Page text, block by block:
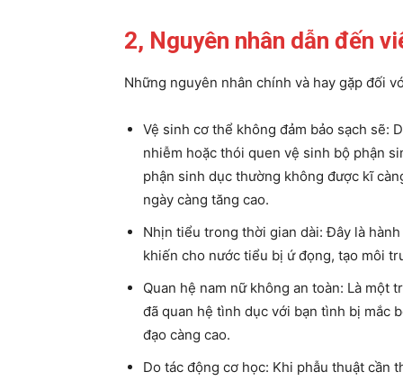
2, Nguyên nhân dẫn đến
Những nguyên nhân chính và hay gặp đối
Vệ sinh cơ thể không đảm bảo sạch sẽ:
nhiễm hoặc thói quen vệ sinh bộ phận
phận sinh dục thường không được kĩ
ngày càng tăng cao.
Nhịn tiểu trong thời gian dài: Đây là
khiến cho nước tiểu bị ứ đọng, tạo môi
Quan hệ nam nữ không an toàn: Là một
đã quan hệ tình dục với bạn tình bị mắc
đạo càng cao.
Do tác động cơ học: Khi phẫu thuật cần